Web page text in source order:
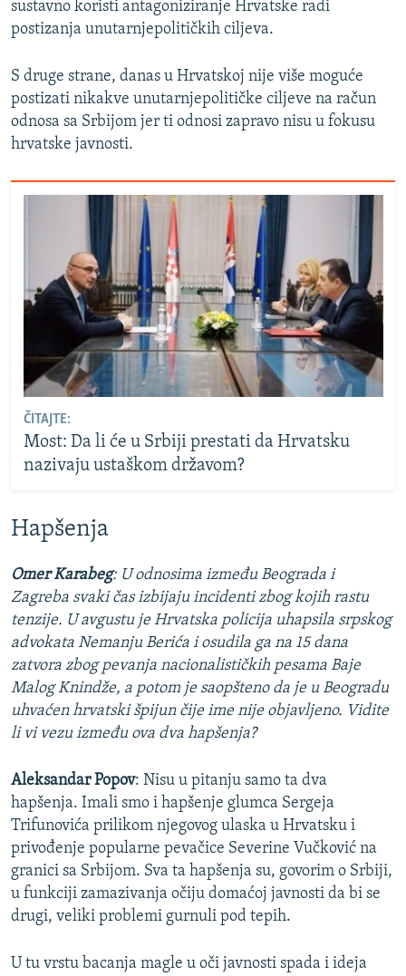
sustavno koristi antagoniziranje Hrvatske radi
postizanja unutarnjepolitičkih ciljeva.
S druge strane, danas u Hrvatskoj nije više moguće
postizati nikakve unutarnjepolitičke ciljeve na račun
odnosa sa Srbijom jer ti odnosi zapravo nisu u fokusu
hrvatske javnosti.
ČITAJTE:
Most: Da li će u Srbiji prestati da Hrvatsku
nazivaju ustaškom državom?
Hapšenja
Omer Karabeg: U odnosima između Beograda i
Zagreba svaki čas izbijaju incidenti zbog kojih rastu
tenzije. U avgustu je Hrvatska policija uhapsila srpskog
advokata Nemanju Berića i osudila ga na 15 dana
zatvora zbog pevanja nacionalističkih pesama Baje
Malog Knindže, a potom je saopšteno da je u Beogradu
uhvaćen hrvatski špijun čije ime nije objavljeno. Vidite
li vi vezu između ova dva hapšenja?
Aleksandar Popov: Nisu u pitanju samo ta dva
hapšenja. Imali smo i hapšenje glumca Sergeja
Trifunovića prilikom njegovog ulaska u Hrvatsku i
privođenje popularne pevačice Severine Vučković na
granici sa Srbijom. Sva ta hapšenja su, govorim o Srbiji,
u funkciji zamazivanja očiju domaćoj javnosti da bi se
drugi, veliki problemi gurnuli pod tepih.
U tu vrstu bacanja magle u oči javnosti spada i ideja